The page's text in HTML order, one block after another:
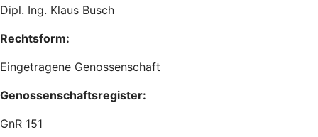
Dipl. Ing. Klaus Busch
Rechtsform:
Eingetragene Genossenschaft
Genossenschaftsregister:
GnR 151